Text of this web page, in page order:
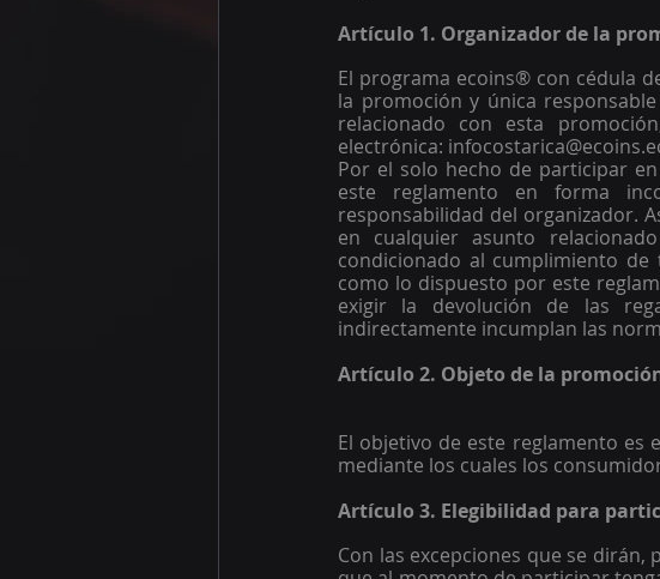
Artículo 1. Organizador de la
El programa ecoins® con cédula
la promoción y única
relacionado con esta
electrónica:
Por el solo hecho de participar
este reglamento en forma
responsabilidad del organizador.
en cualquier asunto
condicionado al cumplimiento
como lo dispuesto por este
exigir la devolución de las
indirectamente incumplan las
Artículo 2. Objeto de la
El objetivo de este reglamento es
mediante los cuales los
Artículo 3. Elegibilidad para
Con las excepciones que se